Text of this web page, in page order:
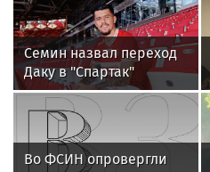
Семин назвал переход
Даку в "Спартак"
шансом на победу в
чемпионате
Во ФСИН опровергли